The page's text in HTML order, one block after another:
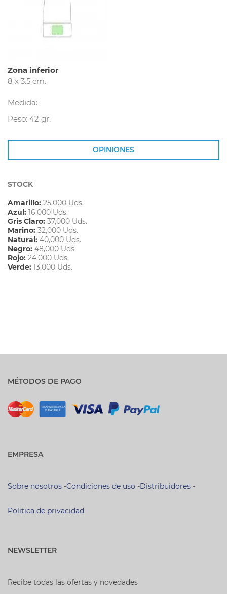
Zona inferior
8 x 3.5 cm.
Medida:
Peso: 42 gr.
OPINIONES
STOCK
Amarillo: 25,000 Uds.
Azul: 16,000 Uds.
Gris Claro: 37,000 Uds.
Marino: 32,000 Uds.
Natural: 40,000 Uds.
Negro: 48,000 Uds.
Rojo: 24,000 Uds.
Verde: 13,000 Uds.
MÉTODOS DE PAGO
EMPRESA
Sobre nosotros -Condiciones de uso -Distribuidores -
Politica de privacidad
NEWSLETTER
Recibe todas las ofertas y novedades